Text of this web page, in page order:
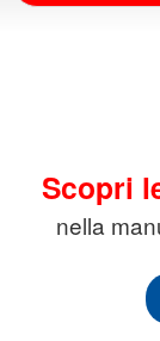
Scopri
nella